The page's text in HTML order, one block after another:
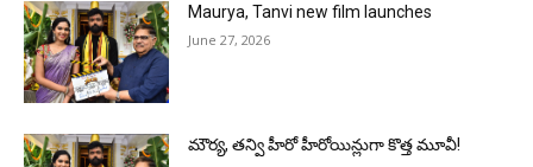
Maurya, Tanvi new film launches
June 27, 2026
మౌర్య‌, త‌న్వి హీరో హీరోయిన్లుగా కొత్త మూవీ!